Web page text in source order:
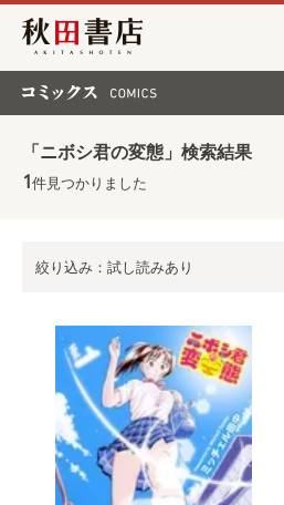
秋田書店
「ニボシ君の変態」検索結果
1件見つかりました
絞り込み：試し読みあり